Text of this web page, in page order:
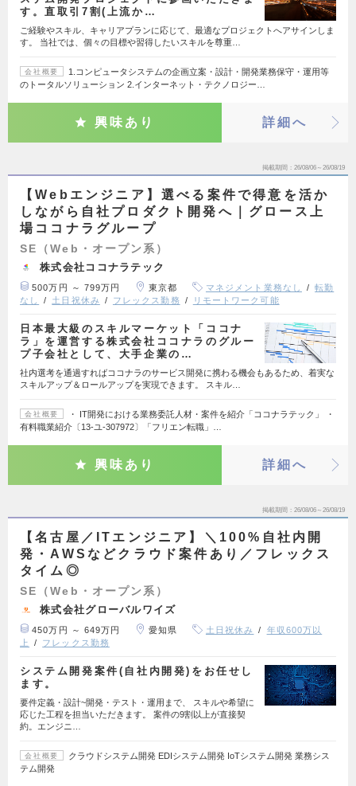
す。直取引7割(上流か…
ご経験やスキル、キャリアプランに応じて、最適なプロジェクトへアサインしま
す。 当社では、個々の目標や習得したいスキルを尊重…
会社概要
1.コンピュータシステムの企画立案・設計・開発業務保守・運用等
のトータルソリューション 2.インターネット・テクノロジー…
興味あり 詳細へ
掲載期間 26/08/06～26/08/19
【Webエンジニア】選べる案件で得意を活か
しながら自社プロダクト開発へ｜グロース上
場ココナラグループ
SE（Web・オープン系）
株式会社ココナラテック
500万円 ～ 799万円 東京都 マネジメント業務なし
転勤
なし
土日祝休み フレックス勤務 リモートワーク可能
日本最大級のスキルマーケット「ココナ
ラ」を運営する株式会社ココナラのグルー
プ子会社として、大手企業の…
社内選考を通過すればココナラのサービス開発に携わる機会もあるため、着実な
スキルアップ＆ロールアップを実現できます。 スキル…
会社概要
・ IT開発における業務委託人材・案件を紹介「ココナラテック」 ・
有料職業紹介〔13-ユ-307972〕「フリエン転職」…
興味あり 詳細へ
掲載期間 26/08/06～26/08/19
【名古屋／ITエンジニア】＼100%自社内開
発・AWSなどクラウド案件あり／フレックス
タイム◎
SE（Web・オープン系）
株式会社グローバルワイズ
450万円 ～ 649万円 愛知県 土日祝休み
年収600万以
上
フレックス勤務
システム開発案件(自社内開発)をお任せし
ます。
要件定義・設計~開発・テスト・運用まで、 スキルや希望に
応じた工程を担当いただきます。 案件の9割以上が直接契
約。エンジニ…
会社概要
クラウドシステム開発 EDIシステム開発 IoTシステム開発 業務シス
テム開発